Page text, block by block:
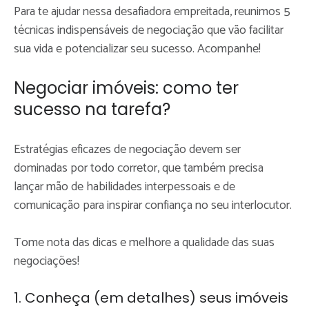
Para te ajudar nessa desafiadora empreitada, reunimos 5
técnicas indispensáveis de negociação que vão facilitar
sua vida e potencializar seu sucesso. Acompanhe!
Negociar imóveis: como ter
sucesso na tarefa?
Estratégias eficazes de negociação devem ser
dominadas por todo corretor, que também precisa
lançar mão de habilidades interpessoais e de
comunicação para inspirar confiança no seu interlocutor.
Tome nota das dicas e melhore a qualidade das suas
negociações!
1. Conheça (em detalhes) seus imóveis